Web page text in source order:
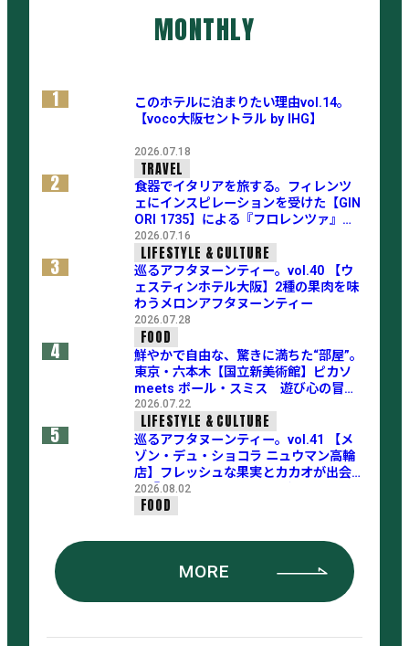
MONTHLY
1
このホテルに泊まりたい理由vol.14。
【voco大阪セントラル by IHG】
2026.07.18
TRAVEL
2
食器でイタリアを旅する。フィレンツ
ェにインスピレーションを受けた【GIN
ORI 1735】による『フロレンツァ』コ
レクション
2026.07.16
LIFESTYLE & CULTURE
3
巡るアフタヌーンティー。vol.40 【ウ
ェスティンホテル大阪】2種の果肉を味
わうメロンアフタヌーンティー
2026.07.28
FOOD
4
鮮やかで自由な、驚きに満ちた“部屋”。
東京・六本木【国立新美術館】ピカソ
meets ポール・スミス 遊び心の冒険
へ
2026.07.22
LIFESTYLE & CULTURE
5
巡るアフタヌーンティー。vol.41 【メ
ゾン・デュ・ショコラ ニュウマン高輪
店】フレッシュな果実とカカオが出会
う『アフタヌーンティー グルマン』夏
限定コレクション
2026.08.02
FOOD
MORE